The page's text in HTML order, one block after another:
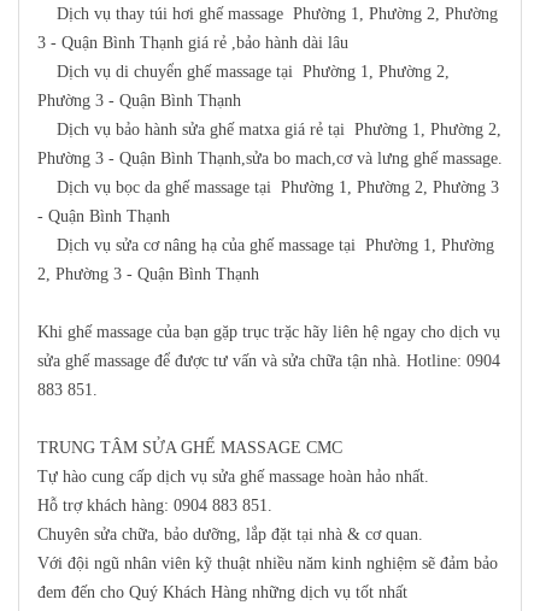
Dịch vụ thay túi hơi ghế massage Phường 1, Phường 2, Phường
3 - Quận Bình Thạnh giá rẻ ,bảo hành dài lâu
Dịch vụ di chuyển ghế massage tại Phường 1, Phường 2,
Phường 3 - Quận Bình Thạnh
Dịch vụ bảo hành sửa ghế matxa giá rẻ tại Phường 1, Phường 2,
Phường 3 - Quận Bình Thạnh,sửa bo mach,cơ và lưng ghế massage.
Dịch vụ bọc da ghế massage tại Phường 1, Phường 2, Phường 3
- Quận Bình Thạnh
Dịch vụ sửa cơ nâng hạ của ghế massage tại Phường 1, Phường
2, Phường 3 - Quận Bình Thạnh
Khi ghế massage của bạn gặp trục trặc hãy liên hệ ngay cho dịch vụ
sửa ghế massage để được tư vấn và sửa chữa tận nhà. Hotline: 0904
883 851.
TRUNG TÂM SỬA GHẾ MASSAGE CMC
Tự hào cung cấp dịch vụ sửa ghế massage hoàn hảo nhất.
Hỗ trợ khách hàng: 0904 883 851.
Chuyên sửa chữa, bảo dưỡng, lắp đặt tại nhà & cơ quan.
Với đội ngũ nhân viên kỹ thuật nhiều năm kinh nghiệm sẽ đảm bảo
đem đến cho Quý Khách Hàng những dịch vụ tốt nhất